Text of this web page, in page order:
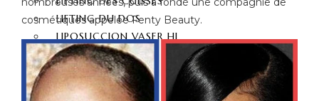
LIFTING DU DOS
LIPOSUCCION VASER HI
DEF
HYMÉNOPLASTIE
LABIAPLASTIE
cosmétiques appelée Fenty Beauty.